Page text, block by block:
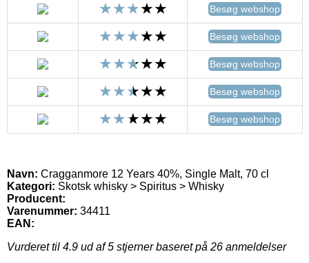
Besøg webshop
Besøg webshop
Besøg webshop
Besøg webshop
Besøg webshop
Navn: Cragganmore 12 Years 40%, Single Malt, 70 cl
Kategori: Skotsk whisky > Spiritus > Whisky
Producent:
Varenummer: 34411
EAN:
Vurderet til 4.9 ud af 5 stjerner baseret på 26 anmeldelser